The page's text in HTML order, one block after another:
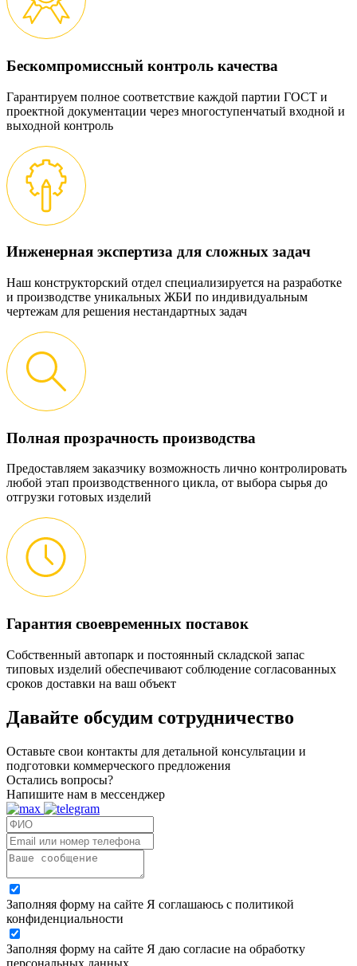
Бескомпромиссный контроль качества
Гарантируем полное соответствие каждой партии ГОСТ и
проектной документации через многоступенчатый входной и
выходной контроль
Инженерная экспертиза для сложных задач
Наш конструкторский отдел специализируется на разработке
и производстве уникальных ЖБИ по индивидуальным
чертежам для решения нестандартных задач
Полная прозрачность производства
Предоставляем заказчику возможность лично контролировать
любой этап производственного цикла, от выбора сырья до
отгрузки готовых изделий
Гарантия своевременных поставок
Собственный автопарк и постоянный складской запас
типовых изделий обеспечивают соблюдение согласованных
сроков доставки на ваш объект
Давайте обсудим сотрудничество
Оставьте свои контакты для детальной консультации и
подготовки коммерческого предложения
Остались вопросы?
Напишите нам в мессенджер
Заполняя форму на сайте Я соглашаюсь с политикой
конфиденциальности
Заполняя форму на сайте Я даю согласие на обработку
персональных данных.